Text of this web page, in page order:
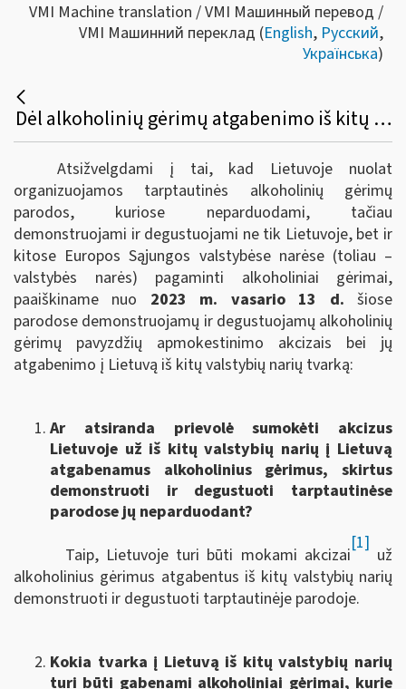
VMI Machine translation / VMI Машинный перевод /
VMI Машинний переклад (English, Русский,
Українська)
Dėl alkoholinių gėrimų atgabenimo iš kitų Europos sąjungos valstybių narių į tarptautines parodas Lietuvoje bei akcizų sumokėjimo
Atsižvelgdami į tai, kad Lietuvoje nuolat
organizuojamos tarptautinės alkoholinių gėrimų
parodos, kuriose neparduodami, tačiau
demonstruojami ir degustuojami ne tik Lietuvoje, bet ir
kitose Europos Sąjungos valstybėse narėse (toliau –
valstybės narės) pagaminti alkoholiniai gėrimai,
paaiškiname nuo 2023 m. vasario 13 d. šiose
parodose demonstruojamų ir degustuojamų alkoholinių
gėrimų pavyzdžių apmokestinimo akcizais bei jų
atgabenimo į Lietuvą iš kitų valstybių narių tvarką:
Ar atsiranda prievolė sumokėti akcizus
Lietuvoje už iš kitų valstybių narių į Lietuvą
atgabenamus alkoholinius gėrimus, skirtus
demonstruoti ir degustuoti tarptautinėse
parodose jų neparduodant?
Taip, Lietuvoje turi būti mokami akcizai
[1]
už
alkoholinius gėrimus atgabentus iš kitų valstybių narių
demonstruoti ir degustuoti tarptautinėje parodoje.
Kokia tvarka į Lietuvą iš kitų valstybių narių
turi būti gabenami alkoholiniai gėrimai, kurie